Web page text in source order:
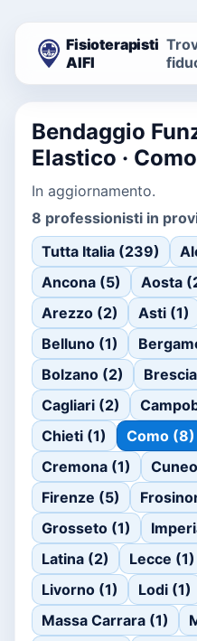
Fisioterapisti
AIFI
Bendaggio
Elastico · Como
In aggiornamento.
8 professionisti in
Tutta Italia (239)
Ancona (5)
Aosta
Arezzo (2)
Asti (1)
Belluno (1)
Bolzano (2)
Cagliari (2)
Chieti (1)
Como (8)
Cremona (1)
Firenze (5)
Grosseto (1)
Latina (2)
Lecce (1)
Livorno (1)
Lodi (1)
Massa Carrara (1)